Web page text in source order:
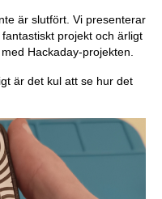
är slutfört. Vi presenterar
projekt och ärligt
Hackaday-projekten.
är det kul att se hur det